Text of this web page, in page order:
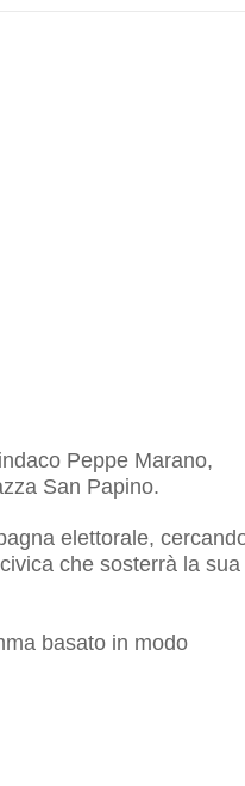
Peppe Marano,
San Papino.
elettorale,
che sosterrà la sua
basato in modo